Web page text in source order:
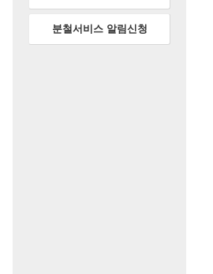
분철서비스 알림신청